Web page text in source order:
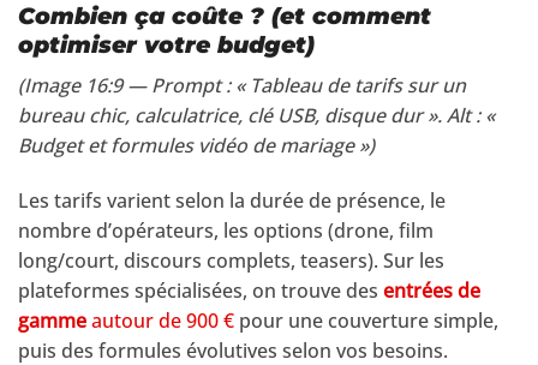
Combien ça coûte ? (et comment
optimiser votre budget)
(Image 16:9 — Prompt : « Tableau de tarifs sur un
bureau chic, calculatrice, clé USB, disque dur ». Alt : «
Budget et formules vidéo de mariage »)
Les tarifs varient selon la durée de présence, le
nombre d’opérateurs, les options (drone, film
long/court, discours complets, teasers). Sur les
plateformes spécialisées, on trouve des entrées de
gammeautour de 900 € pour une couverture simple,
puis des formules évolutives selon vos besoins.